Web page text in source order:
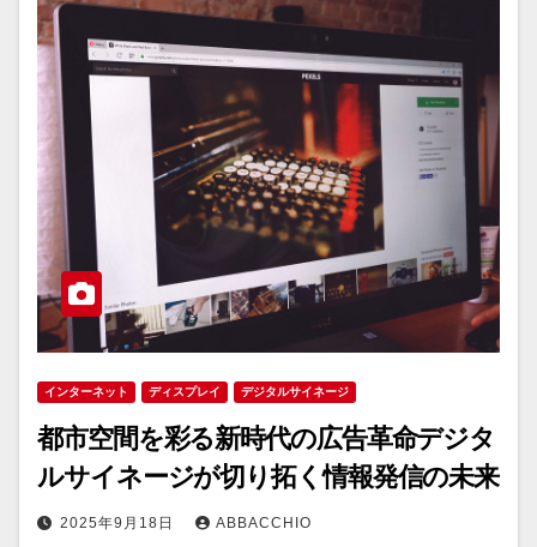
インターネット ディスプレイ デジタルサイネージ
都市空間を彩る新時代の広告革命デジタ
ルサイネージが切り拓く情報発信の未来
2025年9月18日 ABBACCHIO